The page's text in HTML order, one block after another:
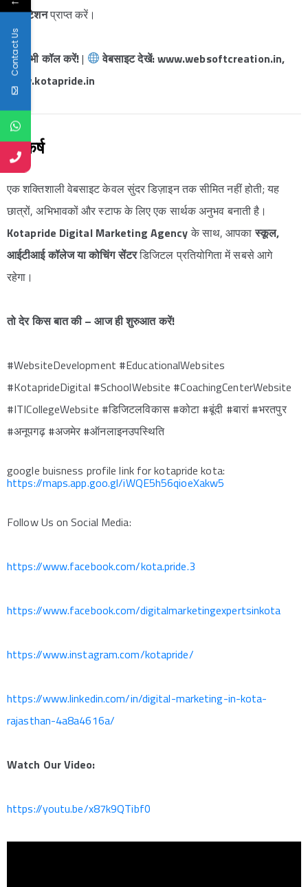
कंसल्टेशनप्राप्त करें।
अभी कॉल करें!|
वेबसाइट देखें: www.websoftcreation.in,
www.kotapride.in
निष्कर्ष
एक शक्तिशाली वेबसाइट केवल सुंदर डिज़ाइन तक सीमित नहीं होती; यह
छात्रों, अभिभावकों और स्टाफ के लिए एक सार्थक अनुभव बनाती है।
Kotapride Digital Marketing Agencyके साथ, आपकास्कूल,
आईटीआई कॉलेज या कोचिंग सेंटरडिजिटल प्रतियोगिता में सबसे आगे
रहेगा।
तो देर किस बात की – आज ही शुरुआत करें!
#WebsiteDevelopment #EducationalWebsites
#KotaprideDigital #SchoolWebsite #CoachingCenterWebsite
#ITICollegeWebsite #डिजिटलविकास #कोटा #बूंदी #बारां #भरतपुर
#अनूपगढ़ #अजमेर #ऑनलाइनउपस्थिति
google buisness profile link for kotapride kota:
https://maps.app.goo.gl/iWQE5h56qioeXakw5
Follow Us on Social Media:
https://www.facebook.com/kota.pride.3
https://www.facebook.com/digitalmarketingexpertsinkota
https://www.instagram.com/kotapride/
https://www.linkedin.com/in/digital-marketing-in-kota-
rajasthan-4a8a4616a/
Watch Our Video:
https://youtu.be/x87k9QTibf0
Contact Us